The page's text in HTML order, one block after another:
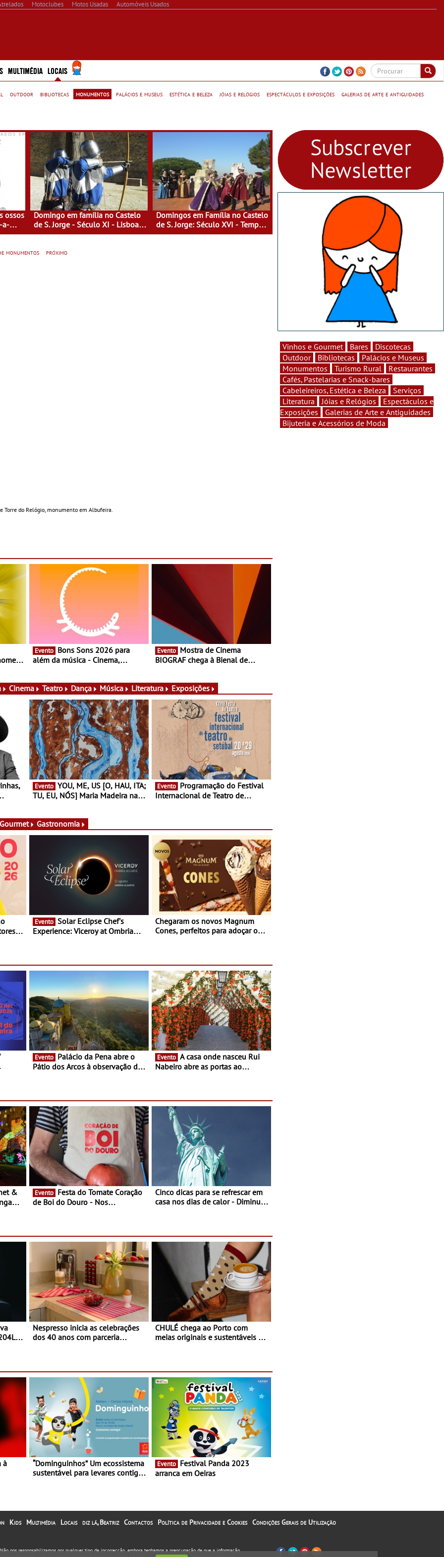
Motoclubes Motos Usadas Automóveis Usados
MULTIMÉDIA LOCAIS
outdoor bibliotecas monumentos palácios e museus estética e beleza jóias e relógios espectáculos e exposições
galerias de arte e antiguidades
ossos
a-
Domingo em família no Castelo
de S. Jorge - Século XI - Lisboa
Fora do Condado
Domingos em Família no Castelo
de S. Jorge: Século XVI - Tempo
de Mulheres - Mulheres do Seu
monumentos próximo
Torre do Relógio, monumento em Albufeira.
Evento
além da música - Cinema,
muito mais
Evento
BIOGRAF chega à Bienal de
práticas artísticas
Cinema Teatro Dança Música Literatura Exposições
Evento
TU, EU, NÓS] Maria Madeira na
Evento
Internacional de Teatro de
Gastronomia
Evento
Experience: Viceroy at Ombria
Chegaram os novos Magnum
Cones, perfeitos para adoçar o
Evento
Pátio dos Arcos à observação do
Evento
Nabeiro abre as portas ao
Evento
de Boi do Douro - Nos
Cinco dicas para se refrescar em
casa nos dias de calor - Diminuir
Nespresso inicia as celebrações
dos 40 anos com parceria
Torres Novas
CHULÉ chega ao Porto com
meias originais e sustentáveis - A
à
“Dominguinhos” Um ecossistema
sustentável para levares contigo
Evento
arranca em Oeiras
Vinhos e Gourmet Bares
Discotecas
Outdoor
Bibliotecas
Palácios e Museus
Monumentos
Turismo Rural
Restaurantes
Cafés, Pastelarias e Snack-bares
Cabeleireiros, Estética e Beleza
Serviços
Literatura
Jóias e Relógios
Espectáculos e
Exposições
Galerias de Arte e Antiguidades
Bijuteria e Acessórios de Moda
Kids Multimédia Locais diz lá, Beatriz Contactos Política de Privacidade e Cookies Condições Gerais de Utilização
nos responsabilizamos por qualquer tipo de incorrecção, embora tenhamos a preocupação de que a informação